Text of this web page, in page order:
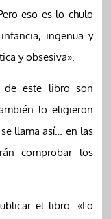
eso es lo chulo
ingenua y
y obsesiva».
de este libro son
lo eligieron
llama así… en las
comprobar los
el libro. «Lo